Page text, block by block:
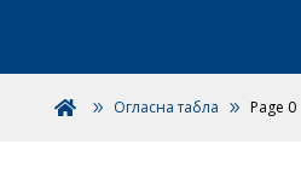
 Огласна табла Page 0